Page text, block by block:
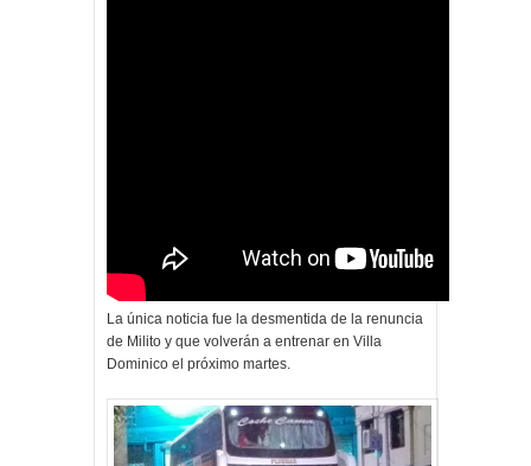
La única noticia fue la desmentida de la renuncia
de Milito y que volverán a entrenar en Villa
Dominico el próximo martes.